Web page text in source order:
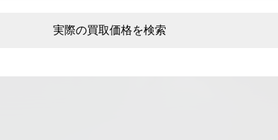
実際の買取価格を検索